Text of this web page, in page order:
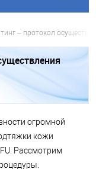
– протокол
огромной
кожи
Рассмотрим